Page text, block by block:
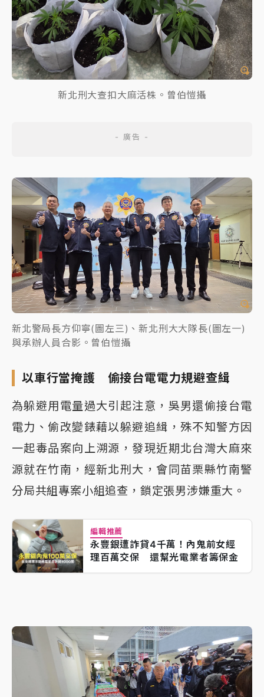
新北刑大查扣大麻活株。曾伯愷攝
新北警局長方仰寧(圖左三)、新北刑大大隊長(圖左一)
與承辦人員合影。曾伯愷攝
以車行當掩護 偷接台電電力規避查緝
為躲避用電量過大引起注意，吳男還偷接台電
電力、偷改變錶藉以躲避追緝，殊不知警方因
一起毒品案向上溯源，發現近期北台灣大麻來
源就在竹南，經新北刑大，會同苗栗縣竹南警
分局共組專案小組追查，鎖定張男涉嫌重大。
編輯推薦
永豐銀遭詐貸4千萬！內鬼前女經
理百萬交保 還幫光電業者籌保金